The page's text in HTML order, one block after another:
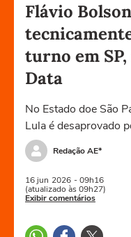
Flávio
turno em
Data
No Estado doe São
Lula é desaprovado
Redação AE*
16 jun 2026 - 09h16
(atualizado às 09h27)
Exibir comentários